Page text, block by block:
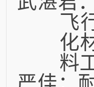
飞
化
料